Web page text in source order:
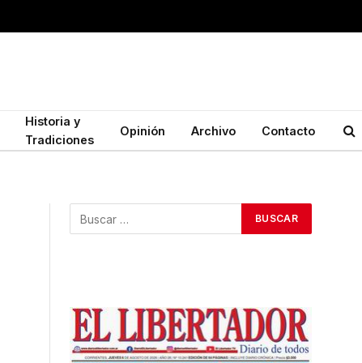
Historia y
Tradiciones
Opinión Archivo Contacto